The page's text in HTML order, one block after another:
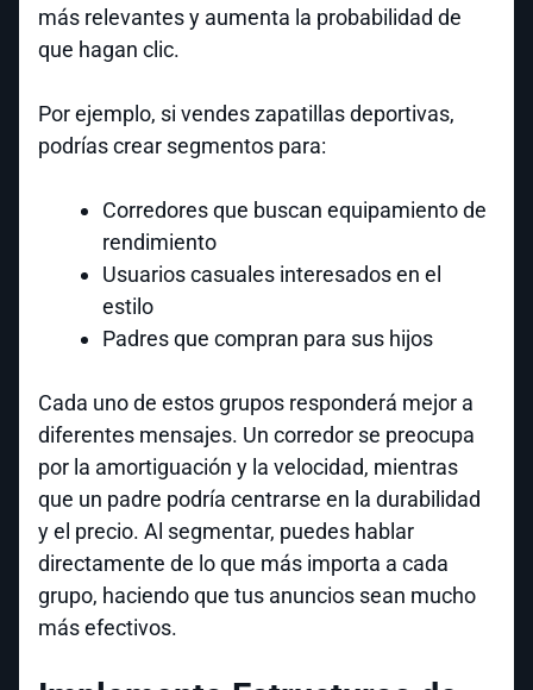
más relevantes y aumenta la probabilidad de
que hagan clic.
Por ejemplo, si vendes zapatillas deportivas,
podrías crear segmentos para:
Corredores que buscan equipamiento de
rendimiento
Usuarios casuales interesados en el
estilo
Padres que compran para sus hijos
Cada uno de estos grupos responderá mejor a
diferentes mensajes. Un corredor se preocupa
por la amortiguación y la velocidad, mientras
que un padre podría centrarse en la durabilidad
y el precio. Al segmentar, puedes hablar
directamente de lo que más importa a cada
grupo, haciendo que tus anuncios sean mucho
más efectivos.